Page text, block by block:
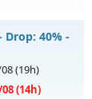
FULL
XUYÊN ĐÊM,
Drop: 40% -
(19h)
(14h)